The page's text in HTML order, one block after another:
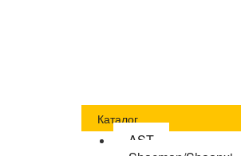
Каталог
AST